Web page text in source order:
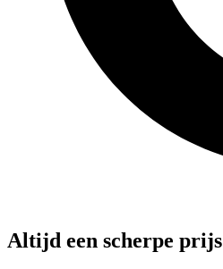
Altijd een scherpe prijs